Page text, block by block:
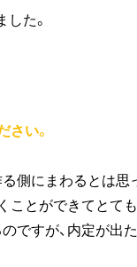
た。
い。
側にまわるとは思
ことができてとて
ですが、内定が出